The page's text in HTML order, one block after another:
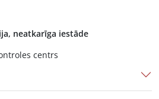
neatkarīga iestāde
centrs